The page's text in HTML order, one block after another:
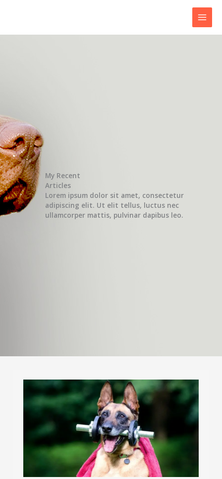
My Recent
Articles
Lorem ipsum dolor sit amet, consectetur
adipiscing elit. Ut elit tellus, luctus nec
ullamcorper mattis, pulvinar dapibus leo.